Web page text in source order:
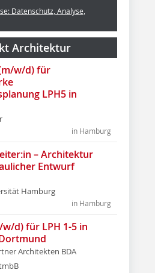
Datenschutz, Analyse,
Architektur
w/d) für
LPH5 in
in Hamburg
– Architektur
Entwurf
Hamburg
in Hamburg
d) für LPH 1-5 in
Architekten BDA